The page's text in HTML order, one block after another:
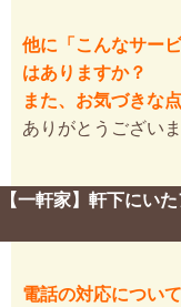
他に「こんなサー
はありますか？
また、お気づきな
ありがとうござい
【一軒家】軒下にい
電話の対応について